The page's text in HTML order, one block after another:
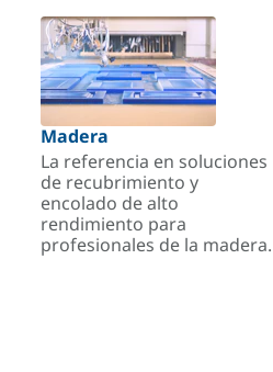
Madera
La referencia en soluciones
de recubrimiento y
encolado de alto
rendimiento para
profesionales de la madera.